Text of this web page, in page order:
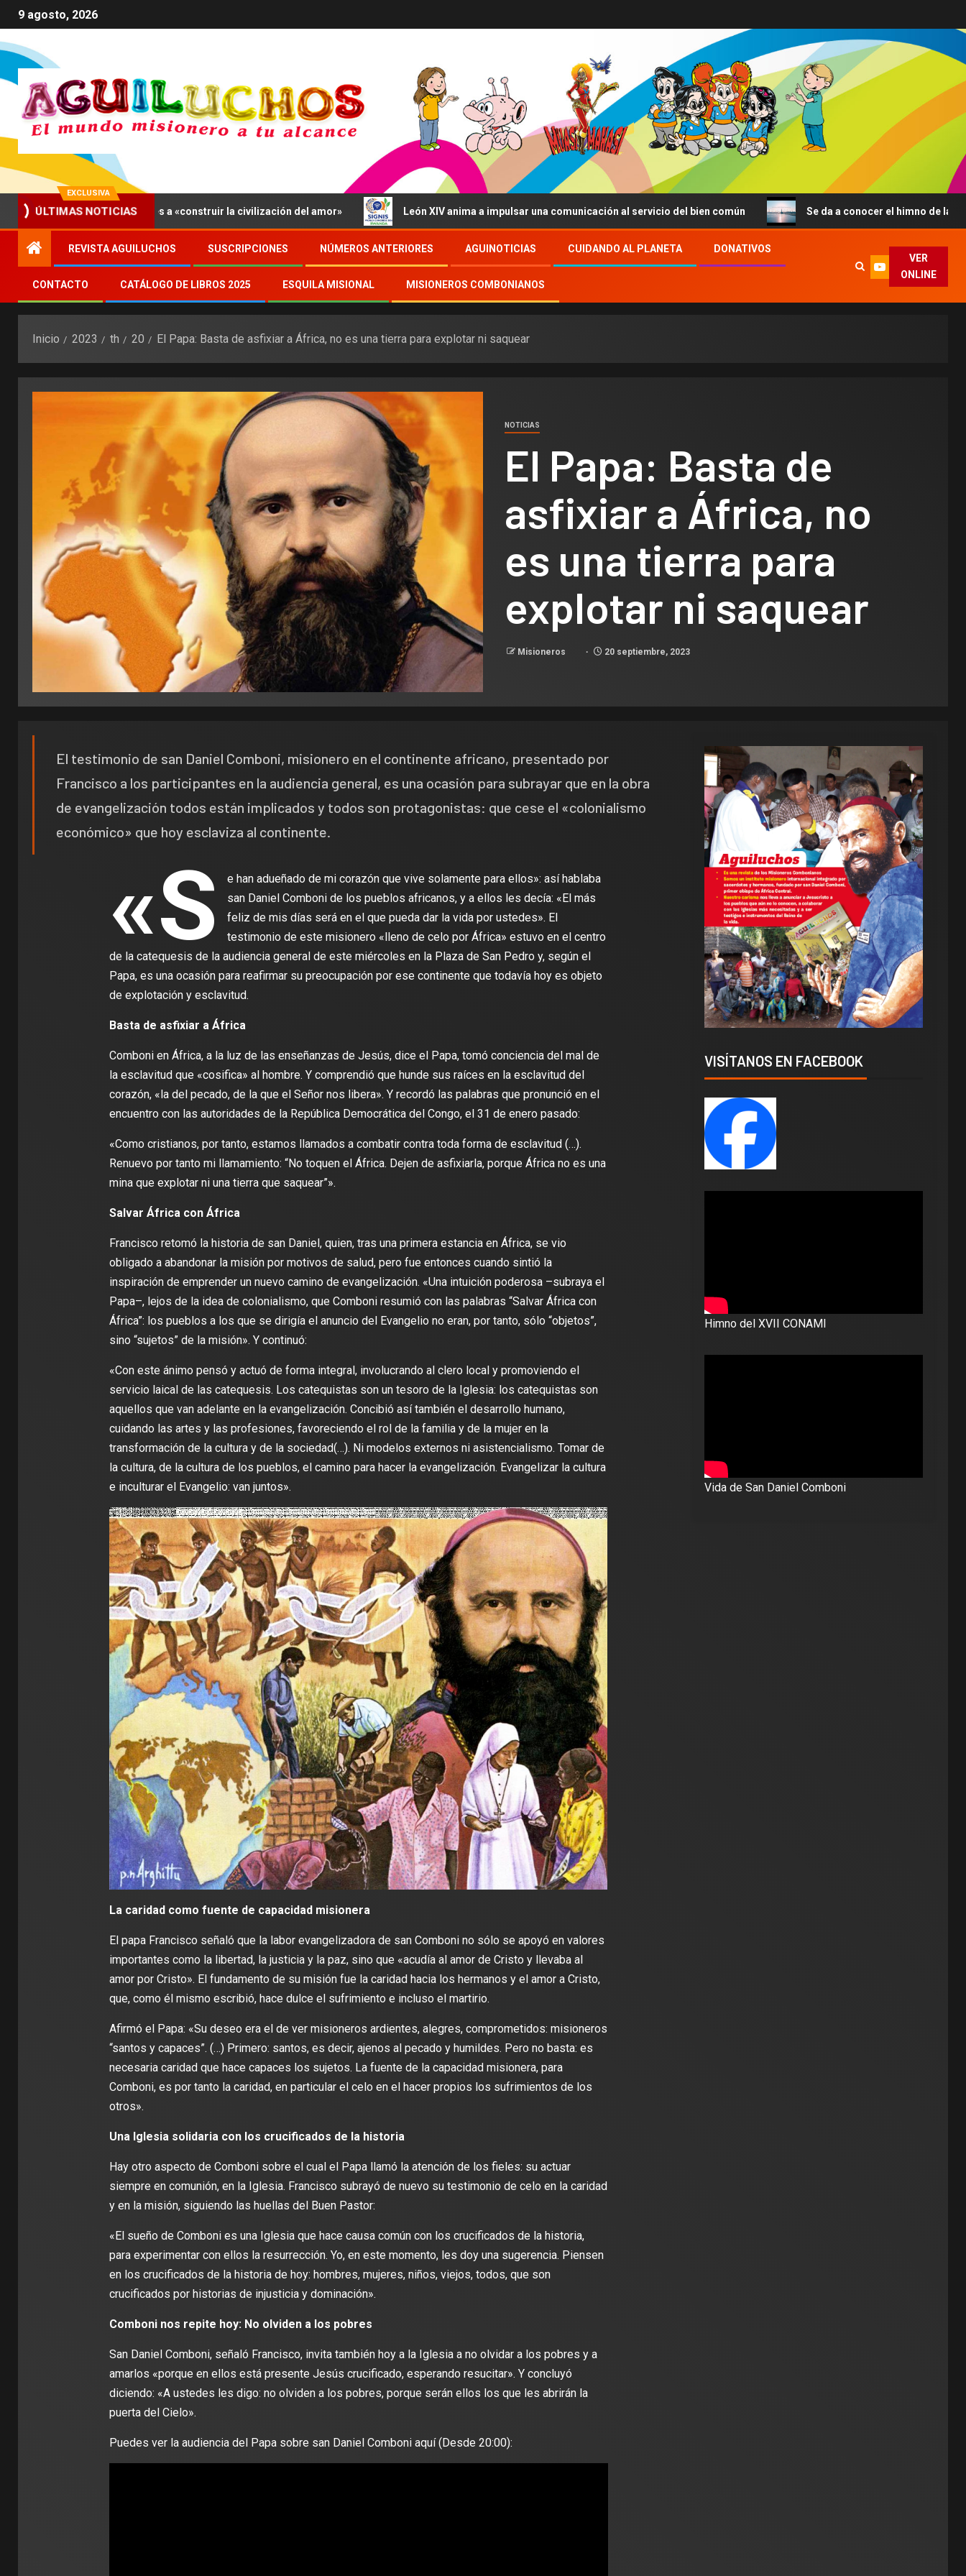
9 agosto, 2026
EXCLUSIVA
ÚLTIMAS NOTICIAS
XIV invita a los jóvenes a «construir la civilización del amor» León XIV anima a impulsar una comunicación al servicio del bien común Se da a conocer el himno de la JMJ de
REVISTA AGUILUCHOS SUSCRIPCIONES NÚMEROS ANTERIORES AGUINOTICIAS CUIDANDO AL PLANETA DONATIVOS
CONTACTO CATÁLOGO DE LIBROS 2025 ESQUILA MISIONAL MISIONEROS COMBONIANOS
VER
ONLINE
Inicio 2023 th 20 El Papa: Basta de asfixiar a África, no es una tierra para explotar ni saquear
NOTICIAS
El Papa: Basta de
asfixiar a África, no
es una tierra para
explotar ni saquear
Misioneros 20 septiembre, 2023
El testimonio de san Daniel Comboni, misionero en el continente africano, presentado por
Francisco a los participantes en la audiencia general, es una ocasión para subrayar que en la obra
de evangelización todos están implicados y todos son protagonistas: que cese el «colonialismo
económico» que hoy esclaviza al continente.
«S
e han adueñado de mi corazón que vive solamente para ellos»: así hablaba
san Daniel Comboni de los pueblos africanos, y a ellos les decía: «El más
feliz de mis días será en el que pueda dar la vida por ustedes». El
testimonio de este misionero «lleno de celo por África» estuvo en el centro
de la catequesis de la audiencia general de este miércoles en la Plaza de San Pedro y, según el
Papa, es una ocasión para reafirmar su preocupación por ese continente que todavía hoy es objeto
de explotación y esclavitud.
Basta de asfixiar a África
Comboni en África, a la luz de las enseñanzas de Jesús, dice el Papa, tomó conciencia del mal de
la esclavitud que «cosifica» al hombre. Y comprendió que hunde sus raíces en la esclavitud del
corazón, «la del pecado, de la que el Señor nos libera». Y recordó las palabras que pronunció en el
encuentro con las autoridades de la República Democrática del Congo, el 31 de enero pasado:
«Como cristianos, por tanto, estamos llamados a combatir contra toda forma de esclavitud (…).
Renuevo por tanto mi llamamiento: “No toquen el África. Dejen de asfixiarla, porque África no es una
mina que explotar ni una tierra que saquear”».
Salvar África con África
Francisco retomó la historia de san Daniel, quien, tras una primera estancia en África, se vio
obligado a abandonar la misión por motivos de salud, pero fue entonces cuando sintió la
inspiración de emprender un nuevo camino de evangelización. «Una intuición poderosa –subraya el
Papa–, lejos de la idea de colonialismo, que Comboni resumió con las palabras “Salvar África con
África”: los pueblos a los que se dirigía el anuncio del Evangelio no eran, por tanto, sólo “objetos”,
sino “sujetos” de la misión». Y continuó:
«Con este ánimo pensó y actuó de forma integral, involucrando al clero local y promoviendo el
servicio laical de las catequesis. Los catequistas son un tesoro de la Iglesia: los catequistas son
aquellos que van adelante en la evangelización. Concibió así también el desarrollo humano,
cuidando las artes y las profesiones, favoreciendo el rol de la familia y de la mujer en la
transformación de la cultura y de la sociedad(…). Ni modelos externos ni asistencialismo. Tomar de
la cultura, de la cultura de los pueblos, el camino para hacer la evangelización. Evangelizar la cultura
e inculturar el Evangelio: van juntos».
La caridad como fuente de capacidad misionera
El papa Francisco señaló que la labor evangelizadora de san Comboni no sólo se apoyó en valores
importantes como la libertad, la justicia y la paz, sino que «acudía al amor de Cristo y llevaba al
amor por Cristo». El fundamento de su misión fue la caridad hacia los hermanos y el amor a Cristo,
que, como él mismo escribió, hace dulce el sufrimiento e incluso el martirio.
Afirmó el Papa: «Su deseo era el de ver misioneros ardientes, alegres, comprometidos: misioneros
“santos y capaces”. (…) Primero: santos, es decir, ajenos al pecado y humildes. Pero no basta: es
necesaria caridad que hace capaces los sujetos. La fuente de la capacidad misionera, para
Comboni, es por tanto la caridad, en particular el celo en el hacer propios los sufrimientos de los
otros».
Una Iglesia solidaria con los crucificados de la historia
Hay otro aspecto de Comboni sobre el cual el Papa llamó la atención de los fieles: su actuar
siempre en comunión, en la Iglesia. Francisco subrayó de nuevo su testimonio de celo en la caridad
y en la misión, siguiendo las huellas del Buen Pastor:
«El sueño de Comboni es una Iglesia que hace causa común con los crucificados de la historia,
para experimentar con ellos la resurrección. Yo, en este momento, les doy una sugerencia. Piensen
en los crucificados de la historia de hoy: hombres, mujeres, niños, viejos, todos, que son
crucificados por historias de injusticia y dominación».
Comboni nos repite hoy: No olviden a los pobres
San Daniel Comboni, señaló Francisco, invita también hoy a la Iglesia a no olvidar a los pobres y a
amarlos «porque en ellos está presente Jesús crucificado, esperando resucitar». Y concluyó
diciendo: «A ustedes les digo: no olviden a los pobres, porque serán ellos los que les abrirán la
puerta del Cielo».
Puedes ver la audiencia del Papa sobre san Daniel Comboni aquí (Desde 20:00):
VISÍTANOS EN FACEBOOK
Himno del XVII CONAMI
Vida de San Daniel Comboni